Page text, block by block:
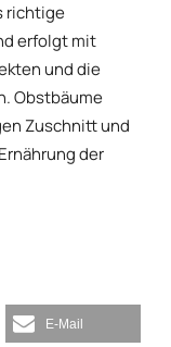
richtige
erfolgt mit
und die
Obstbäume
Zuschnitt und
der
E-Mail